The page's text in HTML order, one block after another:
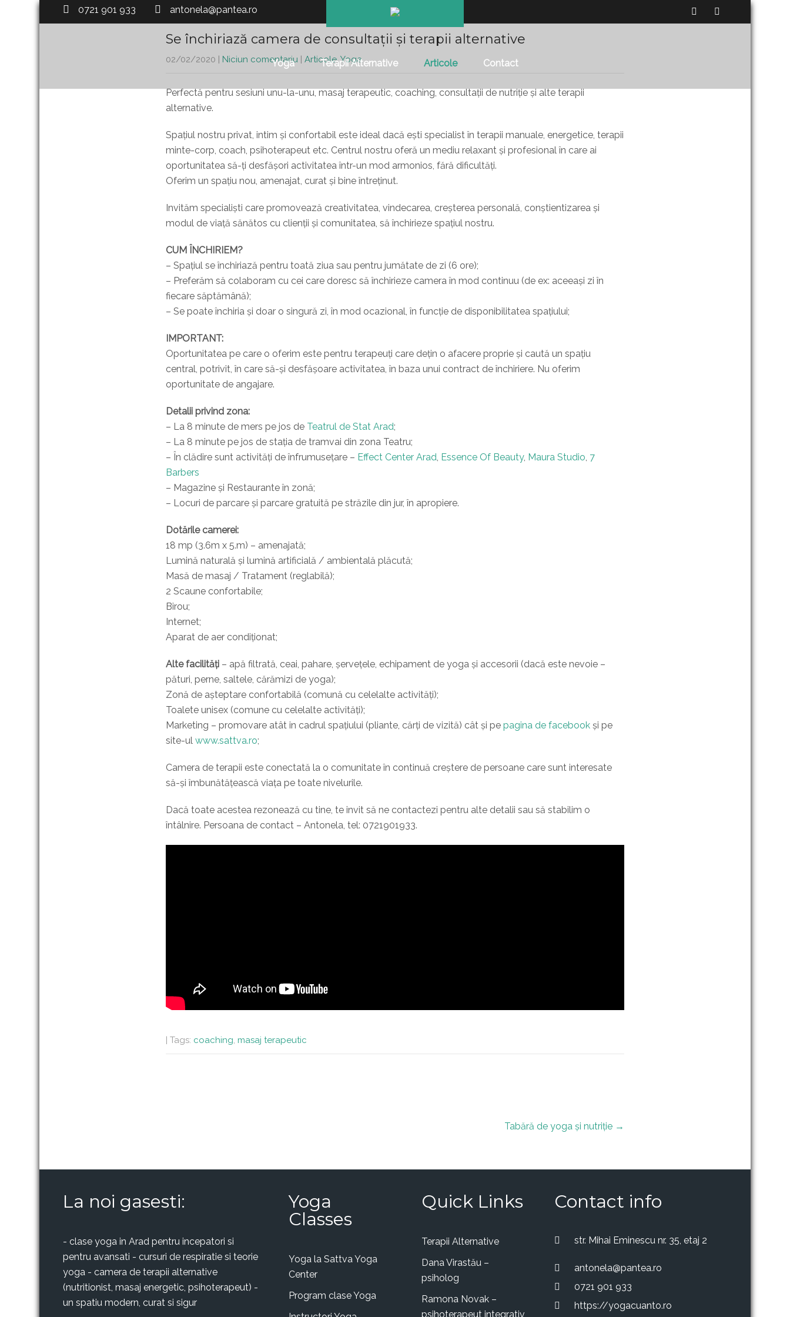
0721 901 933 antonela@pantea.ro
Yoga Terapii Alternative Articole Contact
Se închiriază camera de consultații și terapii alternative
02/02/2020 | Niciun comentariu | Articole,Yoga
Perfectă pentru sesiuni unu-la-unu, masaj terapeutic, coaching, consultații de nutriție și alte terapii
alternative.
Spațiul nostru privat, intim și confortabil este ideal dacă ești specialist în terapii manuale, energetice, terapii
minte-corp, coach, psihoterapeut etc. Centrul nostru oferă un mediu relaxant și profesional în care ai
oportunitatea să-ți desfășori activitatea într-un mod armonios, fără dificultăți.
Oferim un spațiu nou, amenajat, curat și bine întreținut.
Invităm specialiști care promovează creativitatea, vindecarea, creșterea personală, conștientizarea și
modul de viață sănătos cu clienții și comunitatea, să închirieze spațiul nostru.
CUM ÎNCHIRIEM?
– Spațiul se închiriază pentru toată ziua sau pentru jumătate de zi (6 ore);
– Preferăm să colaboram cu cei care doresc să închirieze camera în mod continuu (de ex: aceeași zi în
fiecare săptămână);
– Se poate închiria și doar o singură zi, în mod ocazional, în funcție de disponibilitatea spațiului;
IMPORTANT:
Oportunitatea pe care o oferim este pentru terapeuți care dețin o afacere proprie și caută un spațiu
central, potrivit, în care să-și desfășoare activitatea, în baza unui contract de închiriere. Nu oferim
oportunitate de angajare.
Detalii privind zona:
– La 8 minute de mers pe jos de Teatrul de Stat Arad;
– La 8 minute pe jos de stația de tramvai din zona Teatru;
– În clădire sunt activități de înfrumusețare – Effect Center Arad, Essence Of Beauty, Maura Studio, 7
Barbers
– Magazine și Restaurante în zonă;
– Locuri de parcare și parcare gratuită pe străzile din jur, în apropiere.
Dotările camerei:
18 mp (3.6m x 5.m) – amenajată;
Lumină naturală și lumină artificială / ambientală plăcută;
Masă de masaj / Tratament (reglabilă);
2 Scaune confortabile;
Birou;
Internet;
Aparat de aer condiționat;
Alte facilități – apă filtrată, ceai, pahare, șervețele, echipament de yoga și accesorii (dacă este nevoie –
pături, perne, saltele, cărămizi de yoga);
Zonă de așteptare confortabilă (comună cu celelalte activități);
Toalete unisex (comune cu celelalte activități);
Marketing – promovare atât in cadrul spațiului (pliante, cărți de vizită) cât și pe pagina de facebook și pe
site-ul www.sattva.ro;
Camera de terapii este conectată la o comunitate în continuă creștere de persoane care sunt interesate
să-și îmbunătățească viața pe toate nivelurile.
Dacă toate acestea rezonează cu tine, te invit să ne contactezi pentru alte detalii sau să stabilim o
întâlnire. Persoana de contact – Antonela, tel: 0721901933.
| Tags: coaching, masaj terapeutic
Tabără de yoga și nutriție →
La noi gasesti:
- clase yoga in Arad pentru incepatori si
pentru avansati - cursuri de respiratie si teorie
yoga - camera de terapii alternative
(nutritionist, masaj energetic, psihoterapeut) -
un spatiu modern, curat si sigur
Yoga
Classes
Yoga la Sattva Yoga
Center
Program clase Yoga
Quick Links
Terapii Alternative
Dana Virastău –
psiholog
Ramona Novak –
psihoterapeut integrativ
Contact info
str. Mihai Eminescu nr. 35, etaj 2
antonela@pantea.ro
0721 901 933
https://yogacuanto.ro